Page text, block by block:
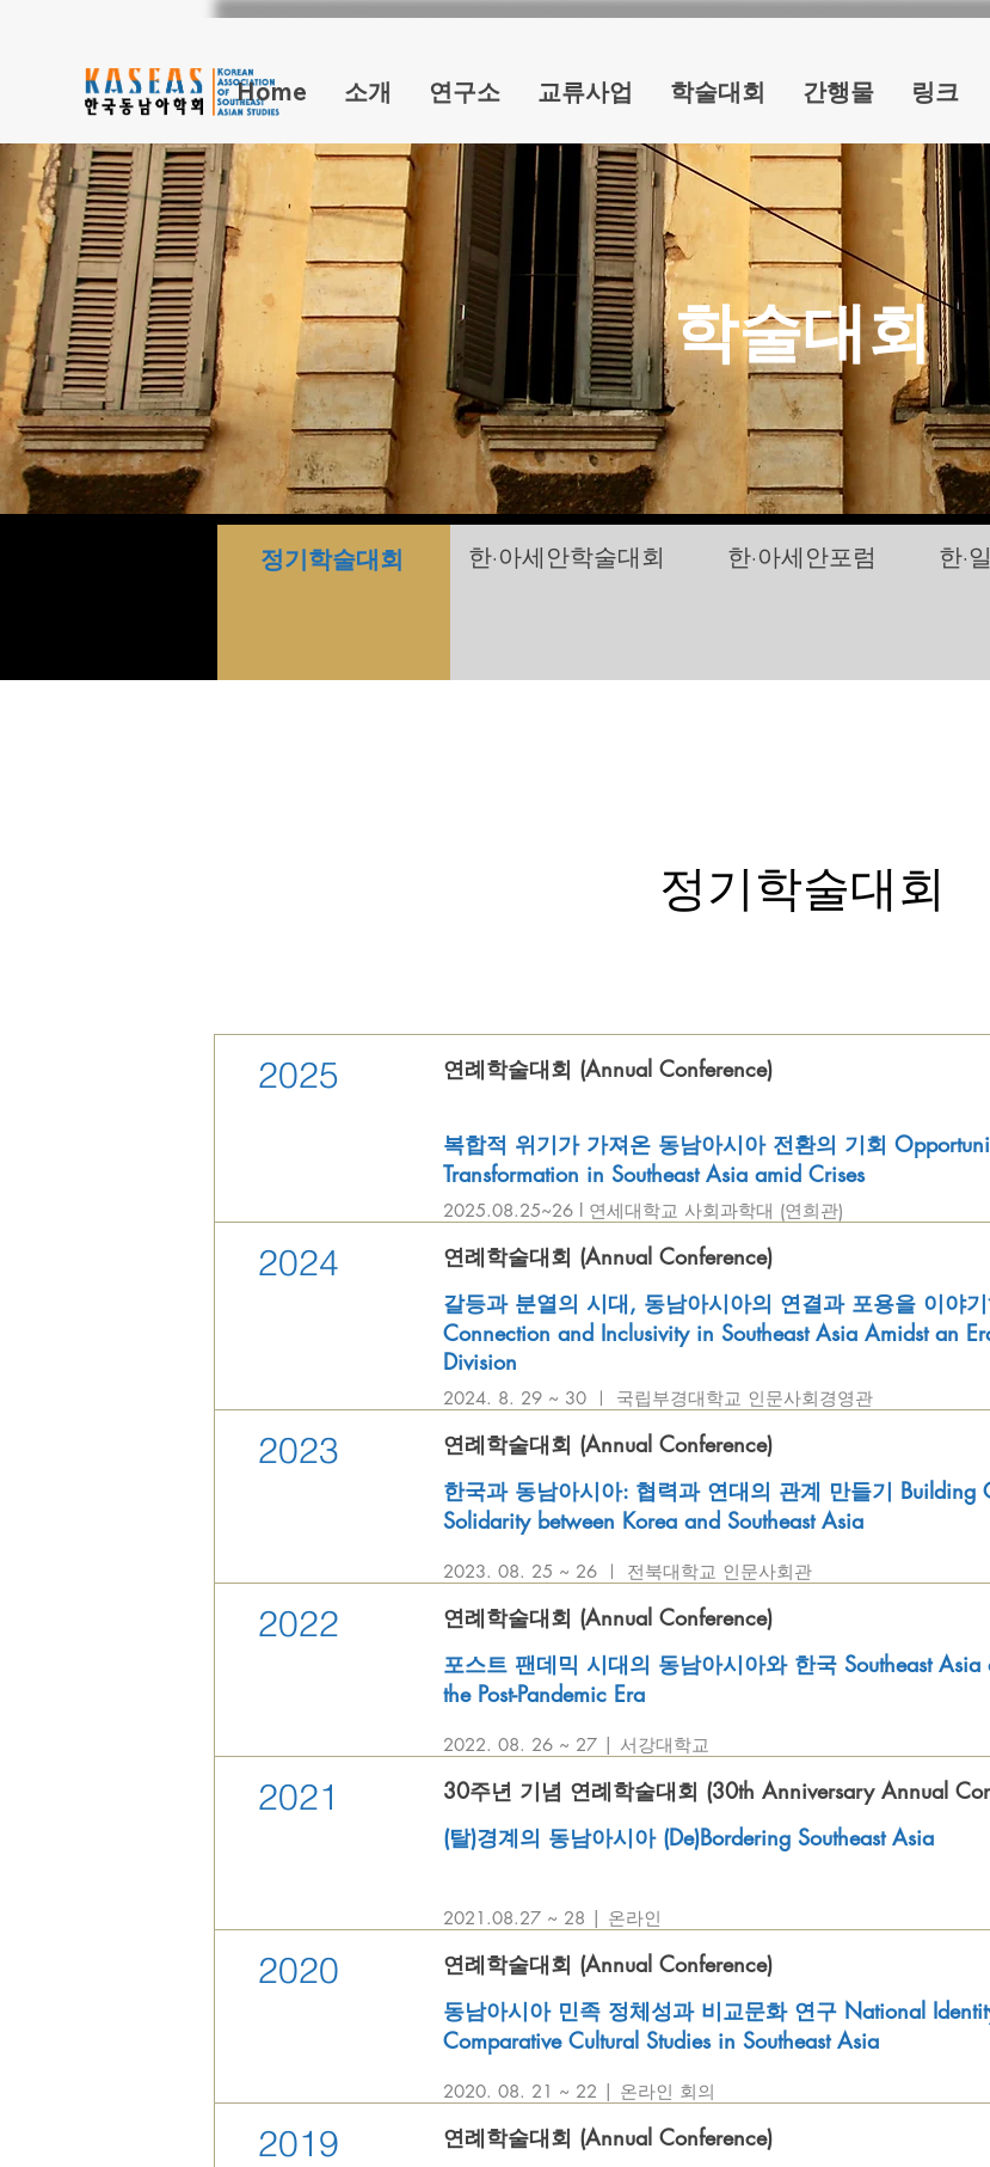
Home 소개 연구소 교류사업 학술대회 간행물 링크
학술대회
정기학술대회 한·아세안학술대회 한·아세안포럼 한·
정기학술대회
2025 연례학술대회 (Annual Conference)
복합적 위기가 가져온 동남아시아 전환의 기회
Transformation in Southeast Asia amid Crises
2025.08.25~26 l 연세대학교 사회과학대 (연희관)
2024
연례학술대회 (Annual Conference)
갈등과 분열의 시대, 동남아시아의 연결과 포용을 이야
Connection and Inclusivity in Southeast Asia Amidst an
Division
2024. 8. 29 ~ 30 ㅣ 국립부경대학교 인문사회경영관
2023
연례학술대회 (Annual Conference)
한국과 동남아시아: 협력과 연대의 관계 만들기 Building
Solidarity between Korea and Southeast Asia
2023. 08. 25 ~ 26 ㅣ 전북대학교 인문사회관
2022
연례학술대회 (Annual Conference)
포스트 팬데믹 시대의 동남아시아와 한국 Southeast Asia
the Post-Pandemic Era
2022. 08. 26 ~ 27 | 서강대학교
2021
30주년 기념 연례학술대회 (30th Anniversary Annual
(탈)경계의 동남아시아 (De)Bordering Southeast Asia
2021.08.27 ~ 28 | 온라인
2020
연례학술대회 (Annual Conference)
동남아시아 민족 정체성과 비교문화 연구 National
Comparative Cultural Studies in Southeast Asia
2020. 08. 21 ~ 22 | 온라인 회의
2019
연례학술대회 (Annual Conference)